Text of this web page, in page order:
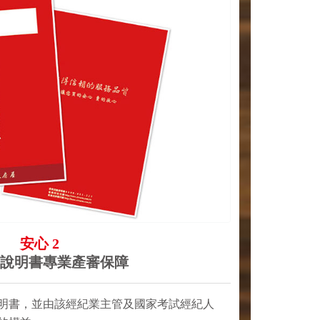
安心 2
明書專業產審保障
書，並由該經紀業主管及國家考試經紀人